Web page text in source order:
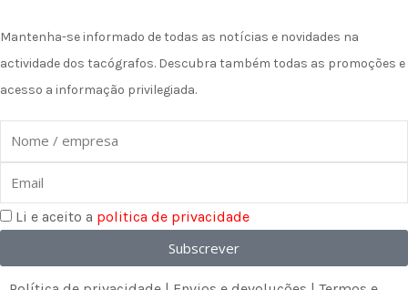
c
e
b
o
o
k
s
t
a
g
r
a
n
k
e
d
i
n
Mantenha-se informado de todas as notícias e novidades na
actividade dos tacógrafos. Descubra também todas as promoções e
acesso a informação privilegiada.
Nome
Li e aceito a politica de privacidade
Subscrever